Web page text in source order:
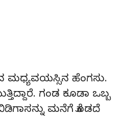
ಮಧ್ಯವಯಸ್ಸಿನ ಹೆಂಗಸು.
ಗಂಡ ಕೂಡಾ ಒಬ್ಬ
ಮನೆಗೆ ಕೊಡದೆ